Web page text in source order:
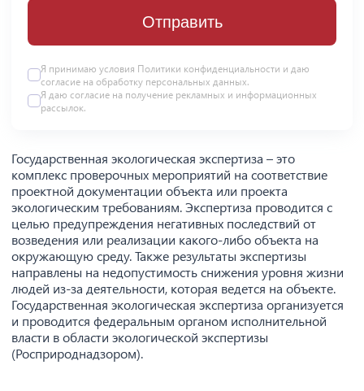
Отправить
Я принимаю условия Политики конфиденциальности и даю
согласие на обработку персональных данных.
Я даю согласие на получение рекламных и информационных
рассылок.
Государственная экологическая экспертиза – это
комплекс проверочных мероприятий на соответствие
проектной документации объекта или проекта
экологическим требованиям. Экспертиза проводится с
целью предупреждения негативных последствий от
возведения или реализации какого‑либо объекта на
окружающую среду. Также результаты экспертизы
направлены на недопустимость снижения уровня жизни
людей из-за деятельности, которая ведется на объекте.
Государственная экологическая экспертиза организуется
и проводится федеральным органом исполнительной
власти в области экологической экспертизы
(Росприроднадзором).